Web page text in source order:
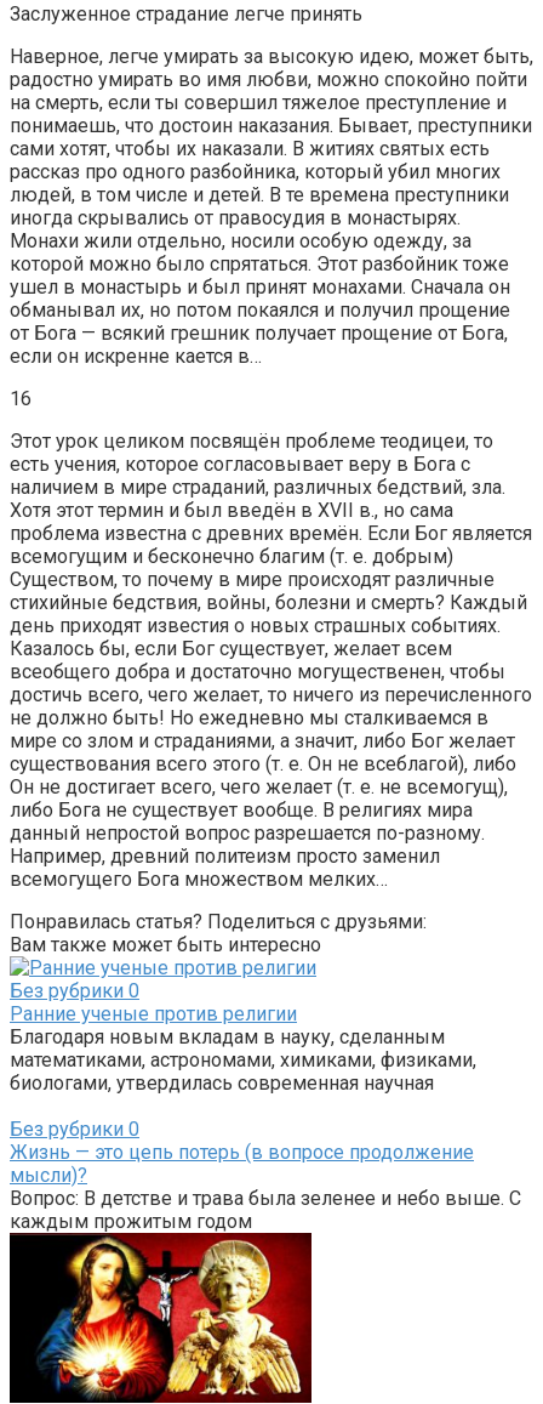
Заслуженное страдание легче принять
Наверное, легче умирать за высокую идею, может быть,
радостно умирать во имя любви, можно спокойно пойти
на смерть, если ты совершил тяжелое преступление и
понимаешь, что достоин наказания. Бывает, преступники
сами хотят, чтобы их наказали. В житиях святых есть
рассказ про одного разбойника, который убил многих
людей, в том числе и детей. В те времена преступники
иногда скрывались от правосудия в монастырях.
Монахи жили отдельно, носили особую одежду, за
которой можно было спрятаться. Этот разбойник тоже
ушел в монастырь и был принят монахами. Сначала он
обманывал их, но потом покаялся и получил прощение
от Бога — всякий грешник получает прощение от Бога,
если он искренне кается в…
16
Этот урок целиком посвящён проблеме теодицеи, то
есть учения, которое согласовывает веру в Бога с
наличием в мире страданий, различных бедствий, зла.
Хотя этот термин и был введён в XVII в., но сама
проблема известна с древних времён. Если Бог является
всемогущим и бесконечно благим (т. е. добрым)
Существом, то почему в мире происходят различные
стихийные бедствия, войны, болезни и смерть? Каждый
день приходят известия о новых страшных событиях.
Казалось бы, если Бог существует, желает всем
всеобщего добра и достаточно могущественен, чтобы
достичь всего, чего желает, то ничего из перечисленного
не должно быть! Но ежедневно мы сталкиваемся в
мире со злом и страданиями, а значит, либо Бог желает
существования всего этого (т. е. Он не всеблагой), либо
Он не достигает всего, чего желает (т. е. не всемогущ),
либо Бога не существует вообще. В религиях мира
данный непростой вопрос разрешается по-разному.
Например, древний политеизм просто заменил
всемогущего Бога множеством мелких…
Понравилась статья? Поделиться с друзьями:
Вам также может быть интересно
Без рубрики 0
Ранние ученые против религии
Благодаря новым вкладам в науку, сделанным
математиками, астрономами, химиками, физиками,
биологами, утвердилась современная научная
Без рубрики 0
Жизнь — это цепь потерь (в вопросе продолжение
мысли)?
Вопрос: В детстве и трава была зеленее и небо выше. С
каждым прожитым годом